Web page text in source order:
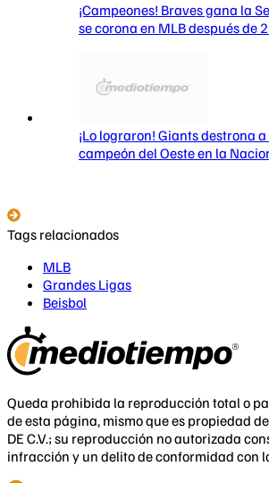
¡Campeones! Braves gana la
se corona en MLB después de
¡Lo lograron! Giants destrona
campeón del Oeste en la
Tags relacionados
MLB
Grandes Ligas
Beisbol
Queda prohibida la reproducción total o
de esta página, mismo que es propiedad de
DE C.V.; su reproducción no autorizada
infracción y un delito de conformidad con